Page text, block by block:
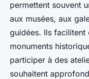
permettent souvent
aux musées, aux
guidées. Ils facilitent
monuments
participer à des
souhaitent